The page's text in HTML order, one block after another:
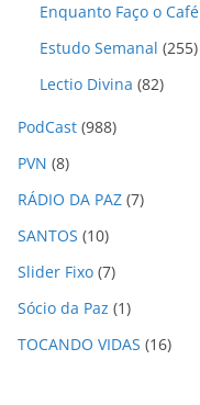
Enquanto Faço o Café
Estudo Semanal (255)
Lectio Divina (82)
PodCast (988)
PVN (8)
RÁDIO DA PAZ (7)
SANTOS (10)
Slider Fixo (7)
Sócio da Paz (1)
TOCANDO VIDAS (16)